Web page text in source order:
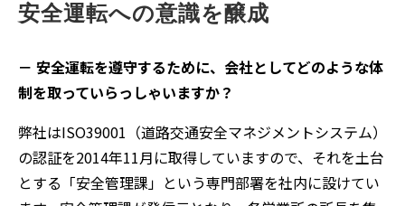
安全運転への意識を醸成
－ 安全運転を遵守するために、会社としてどのような体
制を取っていらっしゃいますか？
弊社はISO39001（道路交通安全マネジメントシステム）
の認証を2014年11月に取得していますので、それを土台
とする「安全管理課」という専門部署を社内に設けてい